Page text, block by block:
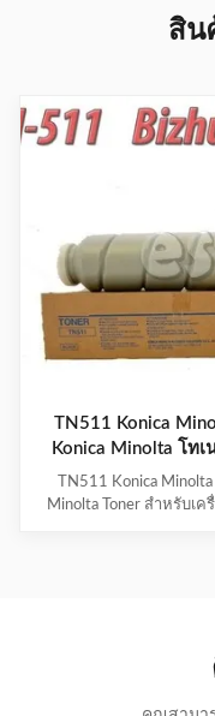
สิน
TN511 Konica
Konica Minolta โทเ
TN511 Konica
Minolta Toner สำหรับเค
TN511 2.น้ำหนักของผงห